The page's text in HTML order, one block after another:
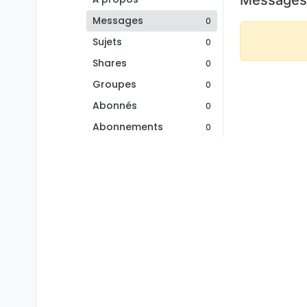
Messages
0
Sujets 0
Shares 0
Groupes 0
Abonnés 0
Abonnements 0